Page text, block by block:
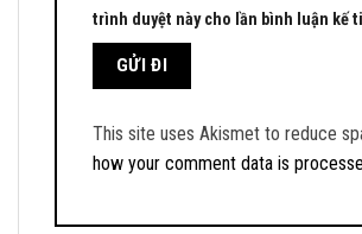
trình duyệt này cho lần bình luận kế
This site uses Akismet to reduce
how your comment data is